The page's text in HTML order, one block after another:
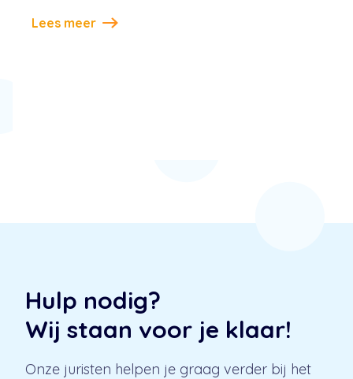
Lees meer
Hulp nodig?
Wij staan voor je klaar!
Onze juristen helpen je graag verder bij het